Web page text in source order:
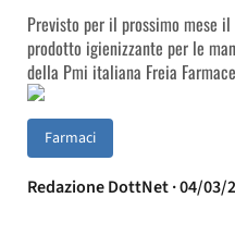
Previsto per il prossimo mese
prodotto igienizzante per le
della Pmi italiana Freia
Farmaci
Redazione DottNet · 04/03/